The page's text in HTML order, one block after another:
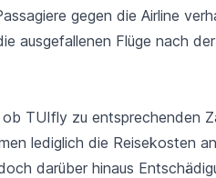
gegen die Airline
ausgefallenen Flüge nach der
TUIfly zu entsprechenden
lediglich die Reisekosten
darüber hinaus